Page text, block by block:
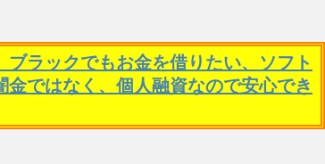
ラックでもお金を借りたい、ソフト
ではなく、個人融資なので安心でき